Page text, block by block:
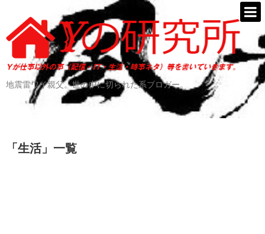
地震雷ワイ親父。世の中に切られた系ブロガー。
「 生活」 一覧